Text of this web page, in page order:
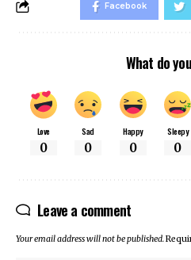
Facebook
What do
Love
0
Sad
0
Happy
0
Sleepy
0
Leave a comment
Your email address will not be published.